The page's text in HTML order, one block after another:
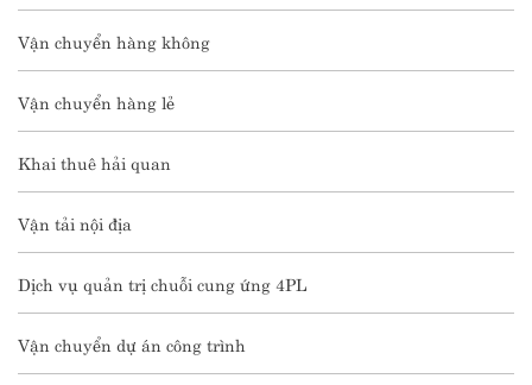
Vận chuyển hàng không
Vận chuyển hàng lẻ
Khai thuê hải quan
Vận tải nội địa
Dịch vụ quản trị chuỗi cung ứng 4PL
Vận chuyển dự án công trình